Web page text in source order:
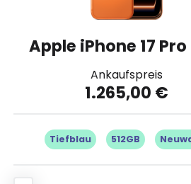
Apple iPhone 17
Ankaufspreis
1.265,00 €
Tiefblau 512GB